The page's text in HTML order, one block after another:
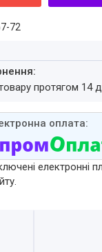
72
протягом 14
електронні